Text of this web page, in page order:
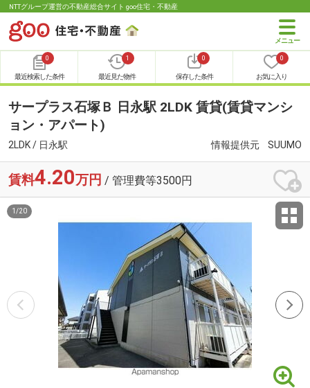
NTTグループ運営の不動産総合サイト goo住宅・不動産
0
最近検索した条件
1
最近見た物件
0
保存した条件
0
お気に入り
サープラス石塚Ｂ 日永駅 2LDK 賃貸(賃貸マンシ
ョン・アパート)
2LDK / 日永駅 情報提供元 SUUMO
賃料4.20万円 / 管理費等3500円
1 /20